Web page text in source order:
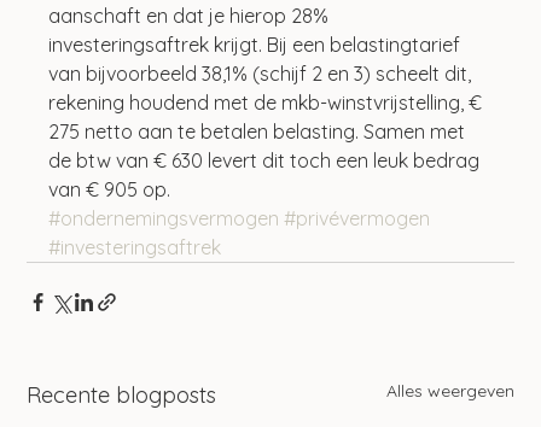
aanschaft en dat je hierop 28%
investeringsaftrek krijgt. Bij een belastingtarief
van bijvoorbeeld 38,1% (schijf 2 en 3) scheelt dit,
rekening houdend met de mkb-winstvrijstelling, €
275 netto aan te betalen belasting. Samen met
de btw van € 630 levert dit toch een leuk bedrag
van € 905 op.
#ondernemingsvermogen #privévermogen
#investeringsaftrek
Recente blogposts Alles weergeven